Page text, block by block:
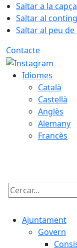
Saltar a la
Saltar al
Saltar al peu de
Contacte
Idiomes
Català
Castellà
Anglès
Alemany
Francès
Cercar:
Ajuntament
Govern